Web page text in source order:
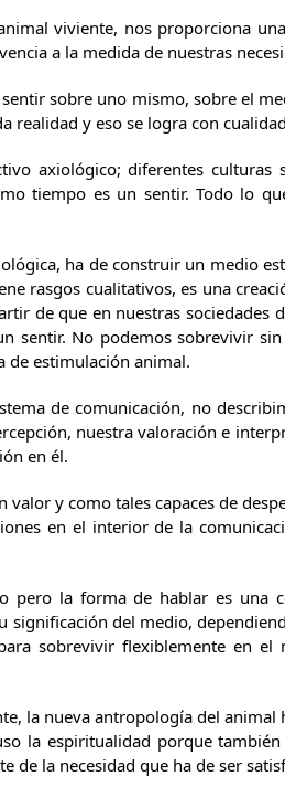
viviente, nos proporciona
a la medida de nuestras
sobre uno mismo, sobre el
realidad y eso se logra con
axiológico; diferentes culturas
tiempo es un sentir. Todo lo
ha de construir un medio
rasgos cualitativos, es una
de que en nuestras sociedades
sentir. No podemos sobrevivir
de estimulación animal.
de comunicación, no
nuestra valoración e
en él.
valor y como tales capaces de
en el interior de la
pero la forma de hablar es una
significación del medio,
sobrevivir flexiblemente en
la nueva antropología del
la espiritualidad porque
de la necesidad que ha de ser